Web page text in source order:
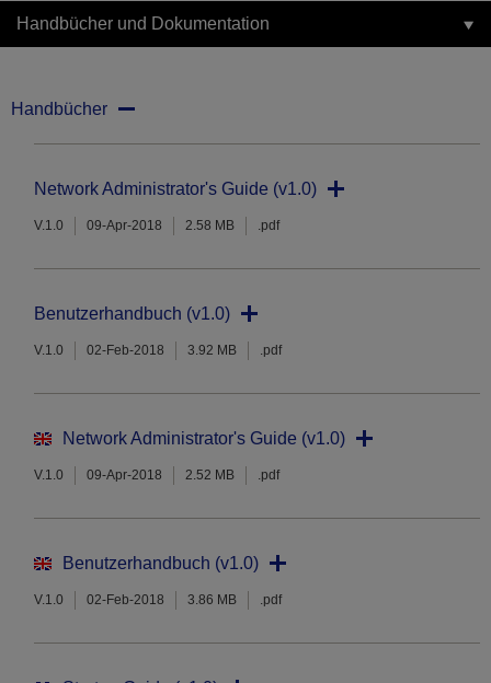
Handbücher und Dokumentation
Handbücher
Network Administrator's Guide (v1.0)
V.1.0 09-Apr-2018 2.58 MB .pdf
Benutzerhandbuch (v1.0)
V.1.0 02-Feb-2018 3.92 MB .pdf
Network Administrator's Guide (v1.0)
V.1.0 09-Apr-2018 2.52 MB .pdf
Benutzerhandbuch (v1.0)
V.1.0 02-Feb-2018 3.86 MB .pdf